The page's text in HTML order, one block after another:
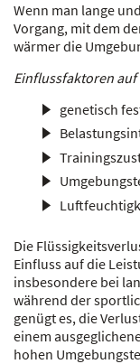
Wenn man lange
Vorgang, mit dem
wärmer die
Einflussfaktoren
genetisch
Die
Einfluss auf die
insbesondere bei
während der
genügt es, die
einem
hohen